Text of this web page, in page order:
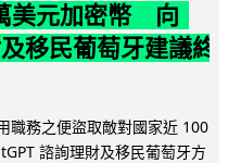
美元加密幣 向
移民葡萄牙建議終
職務之便盜取敵對國家近 100
諮詢理財及移民葡萄牙方